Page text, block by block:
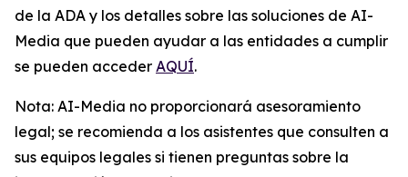
de la ADA y los detalles sobre las soluciones de AI-
Media que pueden ayudar a las entidades a cumplir
se pueden acceder AQUÍ.
Nota: AI-Media no proporcionará asesoramiento
legal; se recomienda a los asistentes que consulten a
sus equipos legales si tienen preguntas sobre la